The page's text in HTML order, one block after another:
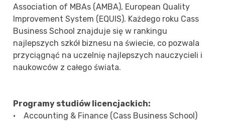
Association of MBAs (AMBA), European Quality
Improvement System (EQUIS). Każdego roku Cass
Business School znajduje się w rankingu
najlepszych szkół biznesu na świecie, co pozwala
przyciągnąć na uczelnię najlepszych nauczycieli i
naukowców z całego świata.
Programy studiów licencjackich:
• Accounting & Finance (Cass Business School)